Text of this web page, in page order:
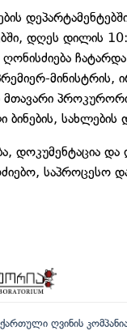
დღეს დილის
მინისტრის,
სახლების
დოკუმენტაცია
საპროცესო
ქართული ღვინის